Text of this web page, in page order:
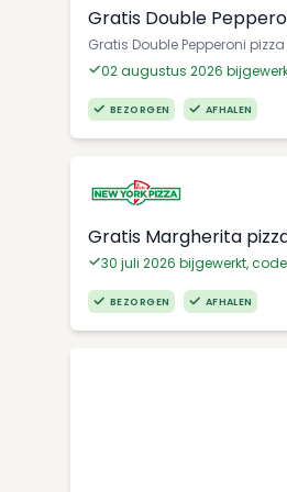
Gratis Double
Gratis Double Pepperoni pizza
02 augustus 2026
BEZORGEN AFHALEN
Gratis Margherita
30 juli 2026 bijgewerkt,
BEZORGEN AFHALEN